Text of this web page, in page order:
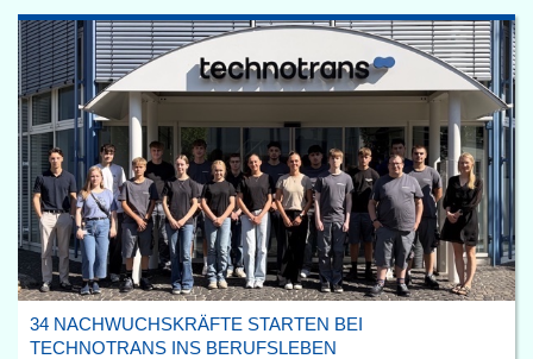
34 NACHWUCHSKRÄFTE STARTEN BEI
TECHNOTRANS INS BERUFSLEBEN